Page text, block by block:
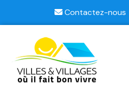
Contactez-nous